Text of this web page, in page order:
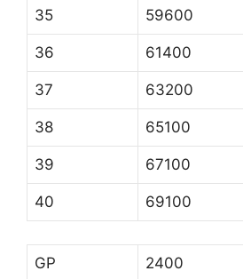
35 59600
36 61400
37 63200
38 65100
39 67100
40 69100
GP 2400